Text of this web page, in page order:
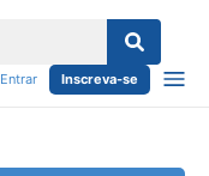
Entrar Inscreva-se